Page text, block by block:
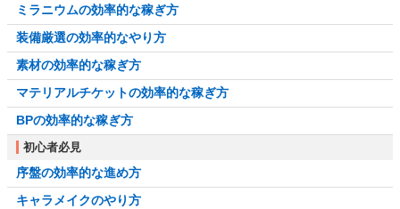
ミラニウムの効率的な稼ぎ方
装備厳選の効率的なやり方
素材の効率的な稼ぎ方
マテリアルチケットの効率的な稼ぎ方
BPの効率的な稼ぎ方
初心者必見
序盤の効率的な進め方
キャラメイクのやり方